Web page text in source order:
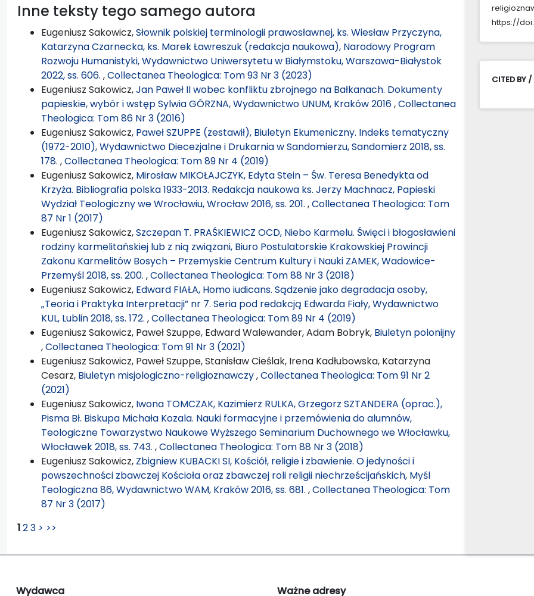
Inne teksty tego samego autora
Eugeniusz Sakowicz,Słownik polskiej terminologii prawosławnej, ks. Wiesław Przyczyna,
Katarzyna Czarnecka, ks. Marek Ławreszuk (redakcja naukowa), Narodowy Program
Rozwoju Humanistyki, Wydawnictwo Uniwersytetu w Białymstoku, Warszawa-Białystok
2022, ss. 606. ,Collectanea Theologica: Tom 93 Nr 3 (2023)
Eugeniusz Sakowicz,Jan Paweł II wobec konfliktu zbrojnego na Bałkanach. Dokumenty
papieskie, wybór i wstęp Sylwia GÓRZNA, Wydawnictwo UNUM, Kraków 2016,Collectanea
Theologica: Tom 86 Nr 3 (2016)
Eugeniusz Sakowicz, Paweł SZUPPE (zestawił), Biuletyn Ekumeniczny. Indeks tematyczny
(1972-2010), Wydawnictwo Diecezjalne i Drukarnia w Sandomierzu, Sandomierz 2018, ss.
178. ,Collectanea Theologica: Tom 89 Nr 4 (2019)
Eugeniusz Sakowicz, Mirosław MIKOŁAJCZYK, Edyta Stein – Św. Teresa Benedykta od
Krzyża. Bibliografia polska 1933-2013. Redakcja naukowa ks. Jerzy Machnacz, Papieski
Wydział Teologiczny we Wrocławiu, Wrocław 2016, ss. 201. ,Collectanea Theologica: Tom
87 Nr 1 (2017)
Eugeniusz Sakowicz,Szczepan T. PRAŚKIEWICZ OCD, Niebo Karmelu. Święci i błogosławieni
rodziny karmelitańskiej lub z nią związani, Biuro Postulatorskie Krakowskiej Prowincji
Zakonu Karmelitów Bosych – Przemyskie Centrum Kultury i Nauki ZAMEK, Wadowice-
Przemyśl 2018, ss. 200. ,Collectanea Theologica: Tom 88 Nr 3 (2018)
Eugeniusz Sakowicz, Edward FIAŁA, Homo iudicans. Sądzenie jako degradacja osoby,
„Teoria i Praktyka Interpretacji” nr 7. Seria pod redakcją Edwarda Fiały, Wydawnictwo
KUL, Lublin 2018, ss. 172. ,Collectanea Theologica: Tom 89 Nr 4 (2019)
Eugeniusz Sakowicz, Paweł Szuppe, Edward Walewander, Adam Bobryk, Biuletyn polonijny
,Collectanea Theologica: Tom 91 Nr 3 (2021)
Eugeniusz Sakowicz, Paweł Szuppe, Stanisław Cieślak, Irena Kadłubowska, Katarzyna
Cesarz, Biuletyn misjologiczno-religioznawczy,Collectanea Theologica: Tom 91 Nr 2
(2021)
Eugeniusz Sakowicz, Iwona TOMCZAK, Kazimierz RULKA, Grzegorz SZTANDERA (oprac.),
Pisma Bł. Biskupa Michała Kozala. Nauki formacyjne i przemówienia do alumnów,
Teologiczne Towarzystwo Naukowe Wyższego Seminarium Duchownego we Włocławku,
Włocławek 2018, ss. 743. ,Collectanea Theologica: Tom 88 Nr 3 (2018)
Eugeniusz Sakowicz, Zbigniew KUBACKI SI, Kościół, religie i zbawienie. O jedyności i
powszechności zbawczej Kościoła oraz zbawczej roli religii niechrześcijańskich, Myśl
Teologiczna 86, Wydawnictwo WAM, Kraków 2016, ss. 681. ,Collectanea Theologica: Tom
87 Nr 3 (2017)
123 > >>
https://
CITED BY /
Wydawca Ważne adresy